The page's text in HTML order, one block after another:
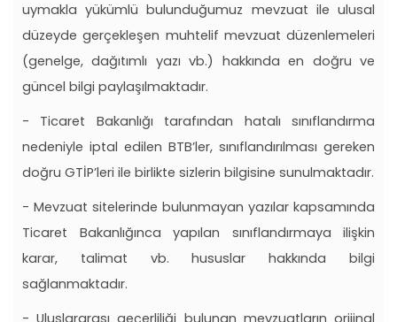
uymakla yükümlü bulunduğumuz mevzuat ile ulusal
düzeyde gerçekleşen muhtelif mevzuat düzenlemeleri
(genelge, dağıtımlı yazı vb.) hakkında en doğru ve
güncel bilgi paylaşılmaktadır.
- Ticaret Bakanlığı tarafından hatalı sınıflandırma
nedeniyle iptal edilen BTB’ler, sınıflandırılması gereken
doğru GTİP’leri ile birlikte sizlerin bilgisine sunulmaktadır.
- Mevzuat sitelerinde bulunmayan yazılar kapsamında
Ticaret Bakanlığınca yapılan sınıflandırmaya ilişkin
karar, talimat vb. hususlar hakkında bilgi
sağlanmaktadır.
- Uluslararası geçerliliği bulunan mevzuatların orijinal